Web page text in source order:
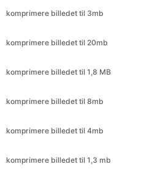
komprimere billedet til 1,8 MB
komprimere billedet til 8mb
komprimere billedet til 4mb
komprimere billedet til 1,3 mb
komprimere billedet til 2,6 mb
komprimere billedet til 400kb